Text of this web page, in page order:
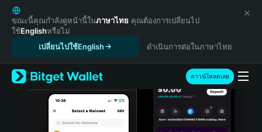
English
日本語
Tiếng Việt
Español (Latinoamérica)
Türkçe
Italiano
ขณะนี้คุณกำลังดูหน้านี้ในภาษาไทย คุณต้องการเปลี่ยนไป
ใช้Englishหรือไม่
เปลี่ยนไปใช้English
ดำเนินการต่อในภาษาไทย
ดาวน์โหลดเลย